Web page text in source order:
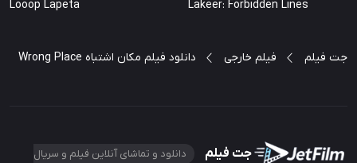
Lakeer: Forbidden Lines
Looop Lapeta
جت فیلم فیلم خارجی دانلود فیلم مکان اشتباه Wrong Place
جت فیلم
دانلود و تماشای آنلاین فیلم و سریال